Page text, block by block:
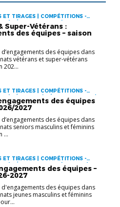
ET TIRAGES | COMPÉTITIONS -
| GÉRER SON CLUB | VIE DES
Super-Vétérans :
des équipes – saison
des équipes dans
vétérans et super-vétérans
202...
ET TIRAGES | COMPÉTITIONS -
| FÉMININES | GÉRER SON CLUB |
CLUBS
des équipes
2027
des équipes dans
seniors masculins et féminins
...
ET TIRAGES | COMPÉTITIONS -
| GÉRER SON CLUB | JEUNES |
des équipes –
2027
d'engagements des équipes dans
jeunes masculins et féminins